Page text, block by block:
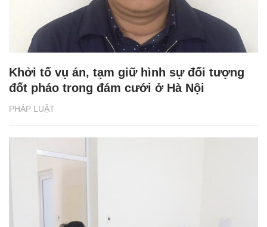
PHÁP LUẬT
Khởi tố vụ án, tạm giữ hình sự đối tượng
đốt pháo trong đám cưới ở Hà Nội